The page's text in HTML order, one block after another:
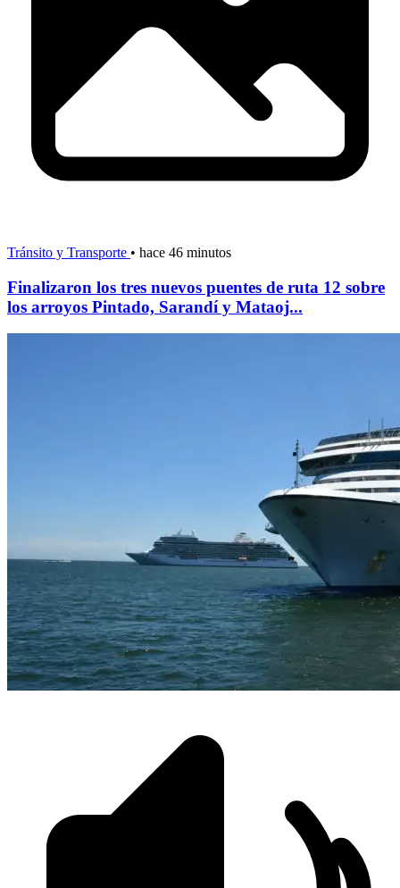
Tránsito y Transporte • hace 46 minutos
Finalizaron los tres nuevos puentes de ruta 12 sobre
los arroyos Pintado, Sarandí y Mataoj...